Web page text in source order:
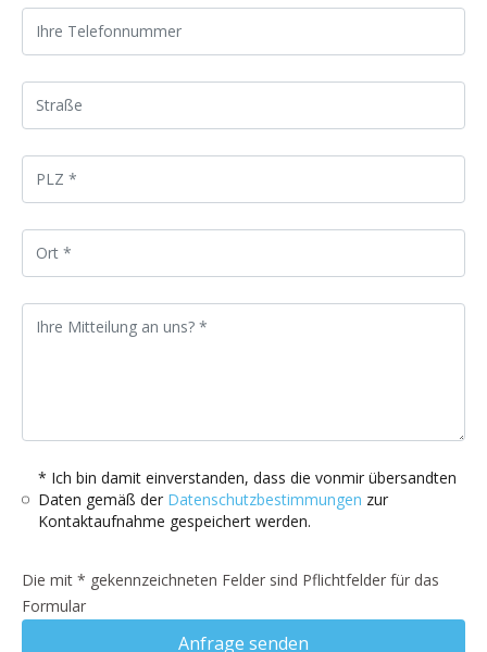
* Ich bin damit einverstanden, dass die vonmir übersandten
Daten gemäß der Datenschutzbestimmungen zur
Kontaktaufnahme gespeichert werden.
Die mit * gekennzeichneten Felder sind Pflichtfelder für das
Formular
Anfrage senden